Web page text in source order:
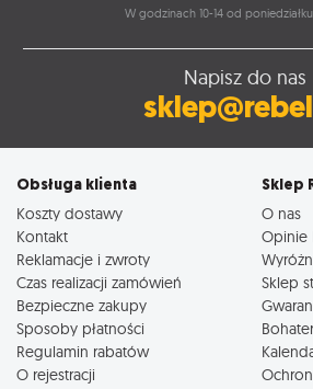
W godzinach 10-14 od
Napisz do nas
Obsługa klienta
Koszty dostawy
Kontakt
Reklamacje i zwroty
Czas realizacji zamówień
Bezpieczne zakupy
Sposoby płatności
Regulamin rabatów
O rejestracji
Sklep
O nas
Opinie
Sklep